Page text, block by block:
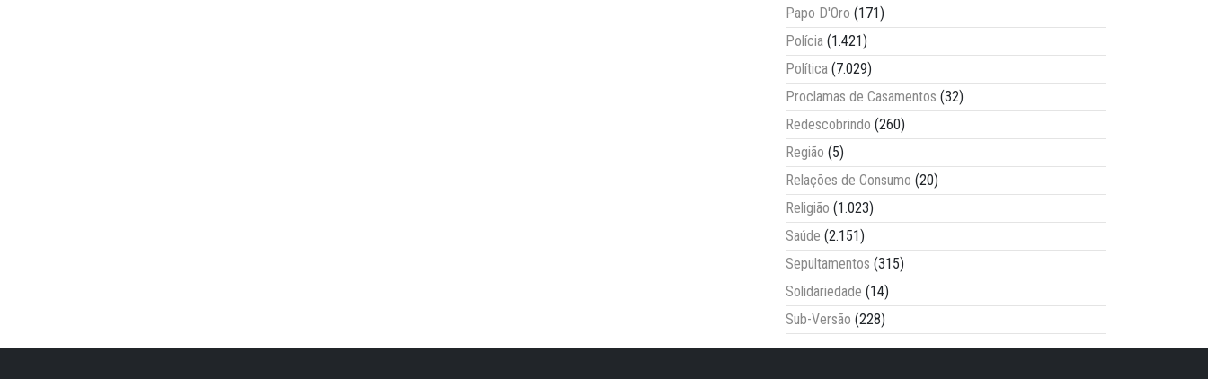
Papo D'Oro (171)
Polícia (1.421)
Política (7.029)
Proclamas de Casamentos (32)
Redescobrindo (260)
Região (5)
Relações de Consumo (20)
Religião (1.023)
Saúde (2.151)
Sepultamentos (315)
Solidariedade (14)
Sub-Versão (228)